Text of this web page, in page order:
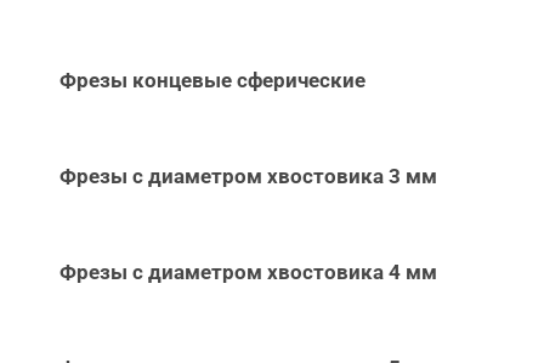
Фрезы концевые сферические
Фрезы с диаметром хвостовика 3 мм
Фрезы с диаметром хвостовика 4 мм